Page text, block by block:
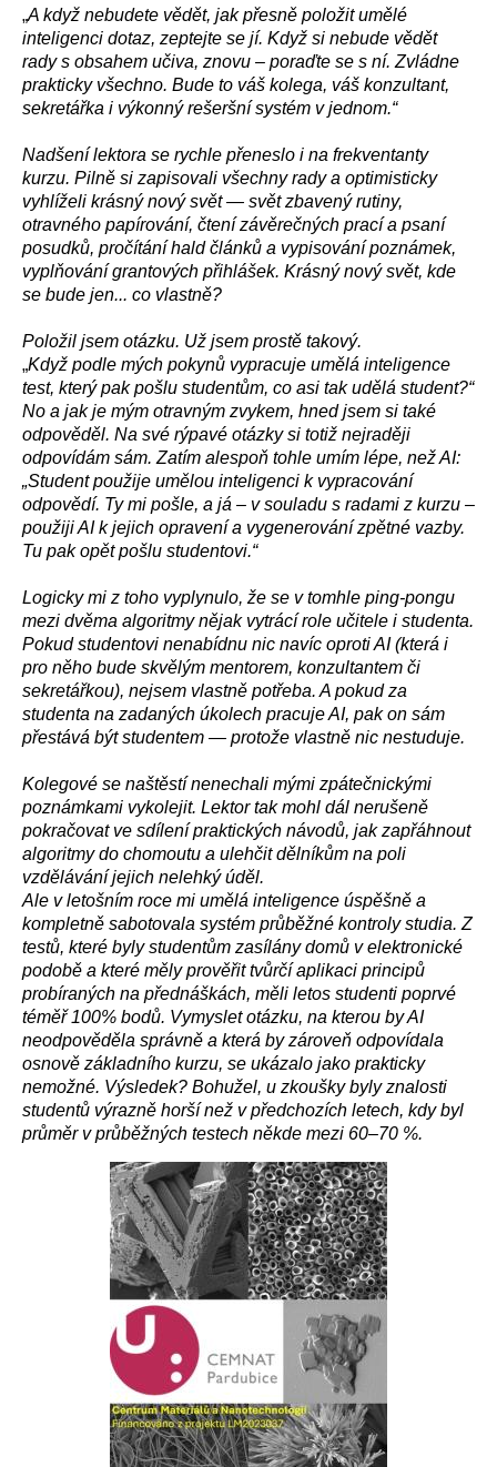
„A když nebudete vědět, jak přesně položit umělé
inteligenci dotaz, zeptejte se jí. Když si nebude vědět
rady s obsahem učiva, znovu – poraďte se s ní. Zvládne
prakticky všechno. Bude to váš kolega, váš konzultant,
sekretářka i výkonný rešeršní systém v jednom.“
Nadšení lektora se rychle přeneslo i na frekventanty
kurzu. Pilně si zapisovali všechny rady a optimisticky
vyhlíželi krásný nový svět — svět zbavený rutiny,
otravného papírování, čtení závěrečných prací a psaní
posudků, pročítání hald článků a vypisování poznámek,
vyplňování grantových přihlášek. Krásný nový svět, kde
se bude jen... co vlastně?
Položil jsem otázku. Už jsem prostě takový.
„Když podle mých pokynů vypracuje umělá inteligence
test, který pak pošlu studentům, co asi tak udělá student?“
No a jak je mým otravným zvykem, hned jsem si také
odpověděl. Na své rýpavé otázky si totiž nejraději
odpovídám sám. Zatím alespoň tohle umím lépe, než AI:
„Student použije umělou inteligenci k vypracování
odpovědí. Ty mi pošle, a já – v souladu s radami z kurzu –
použiji AI k jejich opravení a vygenerování zpětné vazby.
Tu pak opět pošlu studentovi.“
Logicky mi z toho vyplynulo, že se v tomhle ping-pongu
mezi dvěma algoritmy nějak vytrácí role učitele i studenta.
Pokud studentovi nenabídnu nic navíc oproti AI (která i
pro něho bude skvělým mentorem, konzultantem či
sekretářkou), nejsem vlastně potřeba. A pokud za
studenta na zadaných úkolech pracuje AI, pak on sám
přestává být studentem — protože vlastně nic nestuduje.
Kolegové se naštěstí nenechali mými zpátečnickými
poznámkami vykolejit. Lektor tak mohl dál nerušeně
pokračovat ve sdílení praktických návodů, jak zapřáhnout
algoritmy do chomoutu a ulehčit dělníkům na poli
vzdělávání jejich nelehký úděl.
Ale v letošním roce mi umělá inteligence úspěšně a
kompletně sabotovala systém průběžné kontroly studia. Z
testů, které byly studentům zasílány domů v elektronické
podobě a které měly prověřit tvůrčí aplikaci principů
probíraných na přednáškách, měli letos studenti poprvé
téměř 100% bodů. Vymyslet otázku, na kterou by AI
neodpověděla správně a která by zároveň odpovídala
osnově základního kurzu, se ukázalo jako prakticky
nemožné. Výsledek? Bohužel, u zkoušky byly znalosti
studentů výrazně horší než v předchozích letech, kdy byl
průměr v průběžných testech někde mezi 60–70 %.